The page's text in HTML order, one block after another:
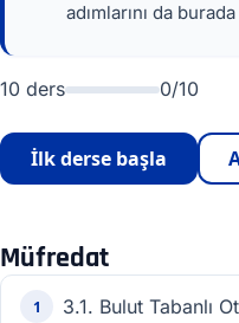
adımlarını da
10 ders 0/10
İlk derse başla
Müfredat
1 3.1. Bulut Tabanlı